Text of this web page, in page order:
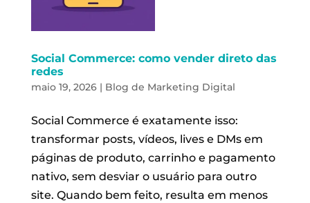
Social Commerce: como vender direto das
redes
maio 19, 2026| Blog de Marketing Digital
Social Commerce é exatamente isso:
transformar posts, vídeos, lives e DMs em
páginas de produto, carrinho e pagamento
nativo, sem desviar o usuário para outro
site. Quando bem feito, resulta em menos